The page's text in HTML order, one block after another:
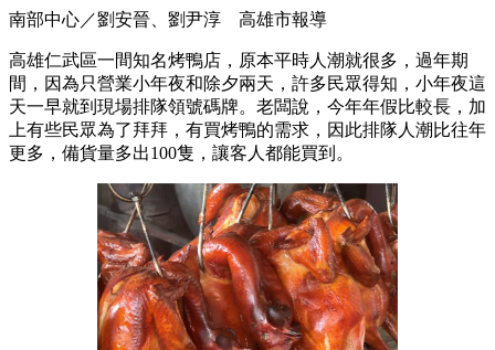
南部中心／劉安晉、劉尹淳 高雄市報導
高雄仁武區一間知名烤鴨店，原本平時人潮就很多，過年期
間，因為只營業小年夜和除夕兩天，許多民眾得知，小年夜這
天一早就到現場排隊領號碼牌。老闆說，今年年假比較長，加
上有些民眾為了拜拜，有買烤鴨的需求，因此排隊人潮比往年
更多，備貨量多出100隻，讓客人都能買到。